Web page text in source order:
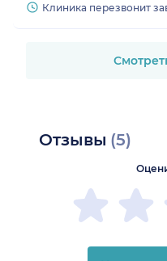
Клиника перезвонит
Отзывы (5)